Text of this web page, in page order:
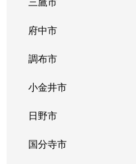
府中市
調布市
小金井市
日野市
国分寺市